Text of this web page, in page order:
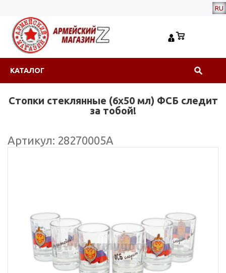
RU
КАТАЛОГ
Стопки стеклянные (6х50 мл) ФСБ следит
за тобой!
Артикул: 28270005А